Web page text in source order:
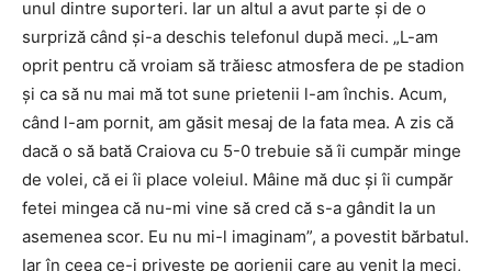
unul dintre suporteri. Iar un altul a avut parte și de o
surpriză când și-a deschis telefonul după meci. „L-am
oprit pentru că vroiam să trăiesc atmosfera de pe stadion
și ca să nu mai mă tot sune prietenii l-am închis. Acum,
când l-am pornit, am găsit mesaj de la fata mea. A zis că
dacă o să bată Craiova cu 5-0 trebuie să îi cumpăr minge
de volei, că ei îi place voleiul. Mâine mă duc și îi cumpăr
fetei mingea că nu-mi vine să cred că s-a gândit la un
asemenea scor. Eu nu mi-l imaginam”, a povestit bărbatul.
Iar în ceea ce-i privește pe gorjenii care au venit la meci,